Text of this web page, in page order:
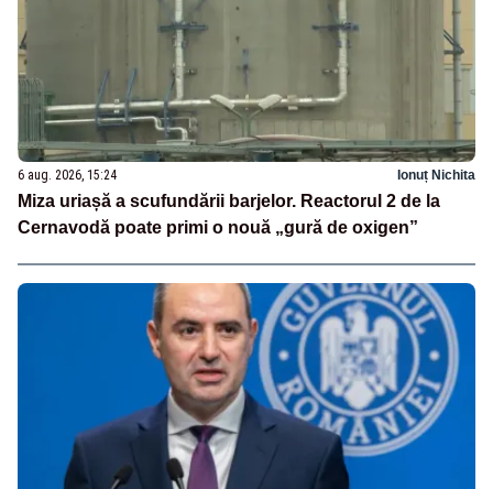
6 aug. 2026, 15:24 Ionuț Nichita
Miza uriașă a scufundării barjelor. Reactorul 2 de la
Cernavodă poate primi o nouă „gură de oxigen”